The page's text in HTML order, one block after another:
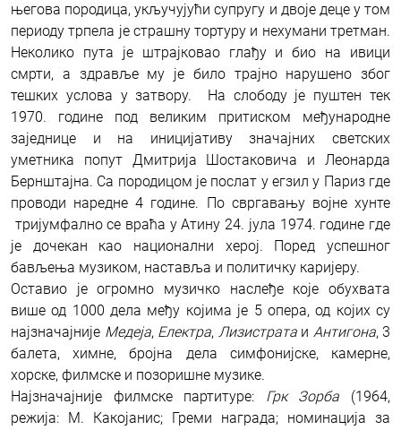
његова породица, укључујући супругу и двоје деце у том
периоду трпела је страшну тортуру и нехумани третман.
Неколико пута је штрајковао глађу и био на ивици
смрти, а здравље му је било трајно нарушено због
тешких услова у затвору. На слободу је пуштен тек
1970. године под великим притиском међународне
заједнице и на иницијативу значајних светских
уметника попут Дмитрија Шостаковича и Леонарда
Бернштајна. Са породицом је послат у егзил у Париз где
проводи наредне 4 године. По свргавању војне хунте
тријумфално се враћа у Атину 24. јула 1974. године где
је дочекан као национални херој. Поред успешног
бављења музиком, наставља и политичку каријеру.
Оставио је огромно музичко наслеђе које обухвата
више од 1000 дела међу којима је 5 опера, од којих су
најзначајније Медеја, Електра, Лизистратаи Антигона, 3
балета, химне, бројна дела симфонијске, камерне,
хорске, филмске и позоришне музике.
Најзначајније филмске партитуре: Грк Зорба (1964,
режија: М. Какојанис; Греми награда; номинација за